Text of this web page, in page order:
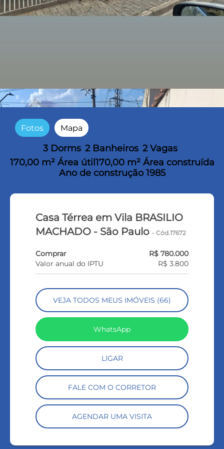
Fotos Mapa
3 Dorms 2 Banheiros 2 Vagas
170,00 m² Área útil 170,00 m² Área construída
Ano de construção 1985
Casa Térrea em Vila BRASILIO
MACHADO - São Paulo - Cód.17672
Comprar
R$ 780.000
Valor anual do IPTU
R$ 3.800
VEJA TODOS MEUS IMÓVEIS (66)
WhatsApp
LIGAR
FALE COM O CORRETOR
AGENDAR UMA VISITA